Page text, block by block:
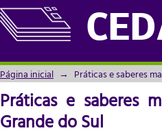
Práticas e saberes
Página inicial → Práticas e saberes
Práticas e saberes
Grande do Sul